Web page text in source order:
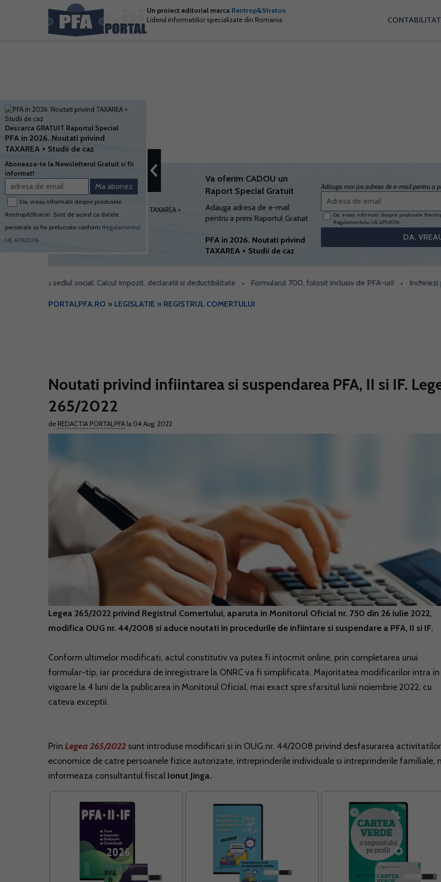
Un proiect editorial marca Rentrop&Straton
Liderul informatiilor specializate din Romania
Va oferim CADOU un
Raport Special Gratuit
Adauga adresa de e-mail
pentru a primi Raportul Gratuit
PFA in 2026. Noutati privind
TAXAREA + Studii de caz
Adauga mai jos adresa de e-mail pentru a
Da, vreau informatii despre produsele
Regulamentului UE 679/2016
pentru sediul social: Calcul impozit, declaratii si deductibilitate • Formularul 700, folosit inclusiv de PFA-uri! • Inchiriezi prin
PORTALPFA.RO » LEGISLATIE » REGISTRUL COMERTULUI
Noutati privind infiintarea si suspendarea PFA, II si IF.
265/2022
de REDACTIA PORTALPFA la 04 Aug. 2022
Legea 265/2022 privind Registrul Comertului, aparuta in Monitorul Oficial nr. 750 din 26 iulie 2022,
modifica OUG nr. 44/2008 si aduce noutati in procedurile de infiintare si suspendare a PFA, II si IF.
Conform ultimelor modificati, actul constitutiv va putea fi intocmit online, prin completarea unui
formular-tip, iar procedura de inregistrare la ONRC va fi simplificata. Majoritatea modificarilor intra in
vigoare la 4 luni de la publicarea in Monitorul Oficial, mai exact spre sfarsitul lunii noiembrie 2022, cu
cateva exceptii.
Prin Legea 265/2022 sunt introduse modificari si in OUG nr. 44/2008 privind desfasurarea activitatilor
economice de catre persoanele fizice autorizate, intreprinderile individuale si intreprinderile familiale,
informeaza consultantul fiscal Ionut Jinga.
Descarca GRATUIT Raportul Special
PFA in 2026. Noutati privind
TAXAREA + Studii de caz
Aboneaza-te la Newsletterul Gratuit si fii
informat!
Da, vreau informatii despre produsele
Rentrop&Straton. Sunt de acord ca datele
personale sa fie prelucrate conform Regulamentul
UE 679/2016